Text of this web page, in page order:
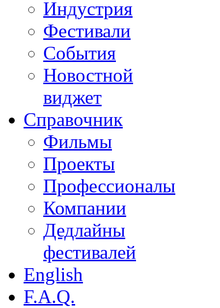
Индустрия
Фестивали
События
Новостной
виджет
Справочник
Фильмы
Проекты
Профессионалы
Компании
Дедлайны
фестивалей
English
F.A.Q.